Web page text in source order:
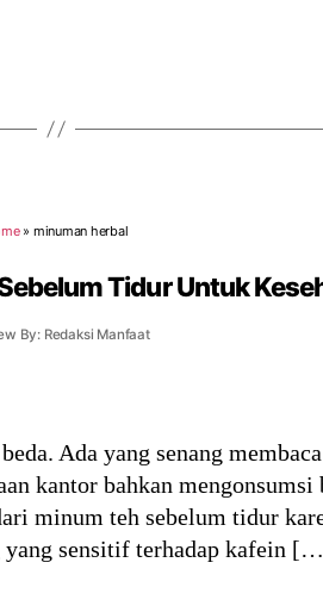
» minuman herbal
Tidur Untuk
By: Redaksi Manfaat
Ada yang senang
kantor bahkan
minum teh sebelum tidur
yang sensitif terhadap kafein